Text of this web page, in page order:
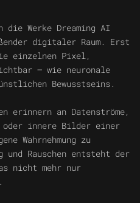
Werke Dreaming AI
digitaler Raum. Erst
einzelnen Pixel,
– wie neuronale
Bewusstseins.
erinnern an Datenströme,
oder innere Bilder einer
Wahrnehmung zu
und Rauschen entsteht der
nicht mehr nur